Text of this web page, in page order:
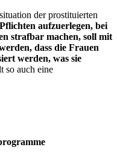
der prostituierten
aufzuerlegen, bei
strafbar machen, soll mit
dass die Frauen
werden, was sie
so auch eine